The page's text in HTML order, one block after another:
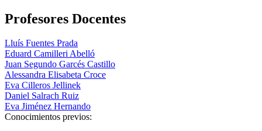
Profesores Docentes
Lluís Fuentes Prada
Eduard Camilleri Abelló
Juan Segundo Garcés Castillo
Alessandra Elisabeta Croce
Eva Cilleros Jellinek
Daniel Salrach Ruiz
Eva Jiménez Hernando
Conocimientos previos: